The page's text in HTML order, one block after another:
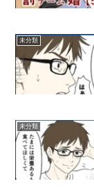
未分類
未分類